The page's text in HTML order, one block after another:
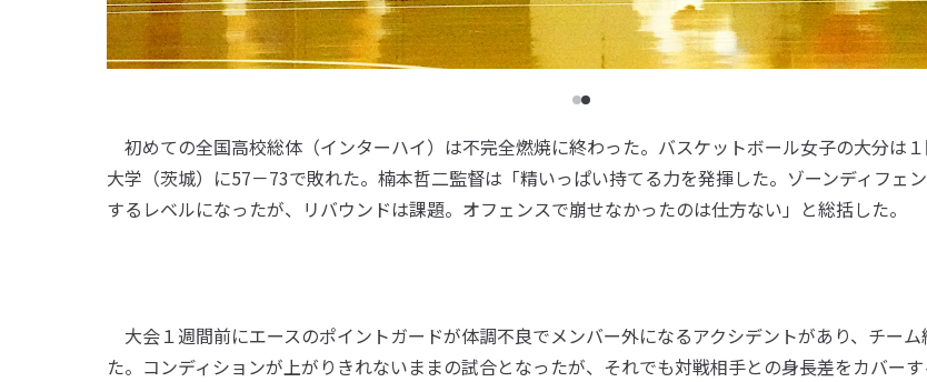
初めての全国高校総体（インターハイ）は不完全燃焼に終わった。バスケットボール女子の大分は
大学（茨城）に57－73で敗れた。楠本哲二監督は「精いっぱい持てる力を発揮した。ゾーンディフェ
するレベルになったが、リバウンドは課題。オフェンスで崩せなかったのは仕方ない」と総括した。
大会１週間前にエースのポイントガードが体調不良でメンバー外になるアクシデントがあり、チー
た。コンディションが上がりきれないままの試合となったが、それでも対戦相手との身長差をカバー